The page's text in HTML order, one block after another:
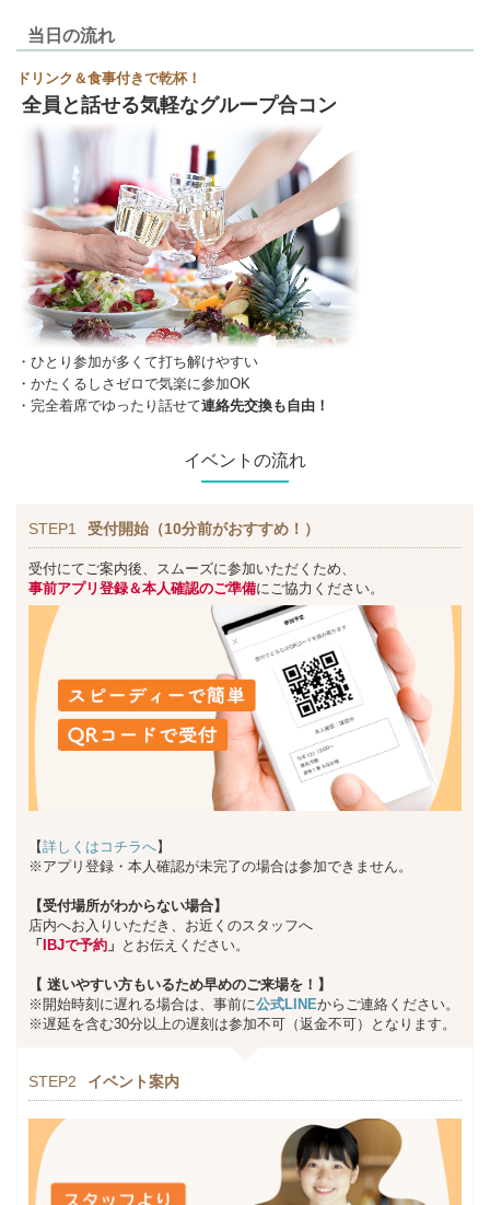
当日の流れ
ドリンク＆食事付きで乾杯！
全員と話せる気軽なグループ合コン
・ひとり参加が多くて打ち解けやすい
・かたくるしさゼロで気楽に参加OK
・完全着席でゆったり話せて連絡先交換も自由！
イベントの流れ
STEP1 受付開始（10分前がおすすめ！）
受付にてご案内後、スムーズに参加いただくため、
事前アプリ登録＆本人確認のご準備にご協力ください。
【詳しくはコチラへ】
※アプリ登録・本人確認が未完了の場合は参加できません。
【受付場所がわからない場合】
店内へお入りいただき、お近くのスタッフへ
「
IBJで予約 」 とお伝えください。
【 迷いやすい方もいるため早めのご来場を！】
※開始時刻に遅れる場合は、事前に公式LINEからご連絡ください。
※遅延を含む30分以上の遅刻は参加不可（返金不可）となります。
STEP2 イベント案内